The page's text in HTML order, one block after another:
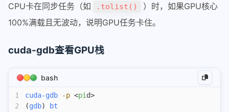
CPU卡在同步任务（如 .tolist()
）时，如果GPU核心
100%满载且无波动，说明GPU任务卡住。
cuda-gdb查看GPU栈
bash
1
2
cuda-gdb -p <pi d>
(gdb) bt
eagle参数配置
Retract机制